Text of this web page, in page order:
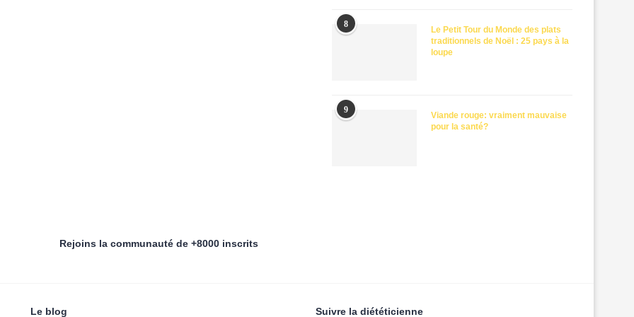
8
Le Petit Tour du Monde des plats
traditionnels de Noël : 25 pays à la
loupe
9
Viande rouge: vraiment mauvaise
pour la santé?
Rejoins la communauté de +8000 inscrits
Le blog Suivre la diététicienne